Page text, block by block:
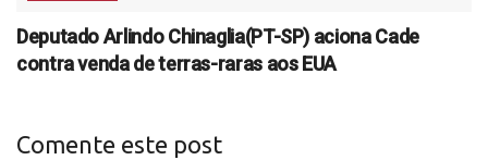
Deputado Arlindo Chinaglia(PT-SP) aciona Cade
contra venda de terras-raras aos EUA
Comente este post